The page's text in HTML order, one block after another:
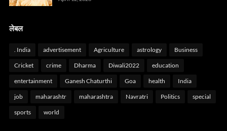
लेबल
. India advertisement Agriculture astrology Business
Cricket crime Dharma Diwali2022 education
entertainment Ganesh Chaturthi Goa health India
job maharashtr maharashtra Navratri Politics special
sports world